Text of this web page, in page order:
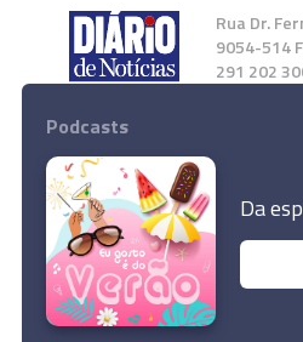
Rua Dr.
9054-514
291 202
Instale a
© 2023 Empresa Diário
Todos os direitos
Podcasts
Da